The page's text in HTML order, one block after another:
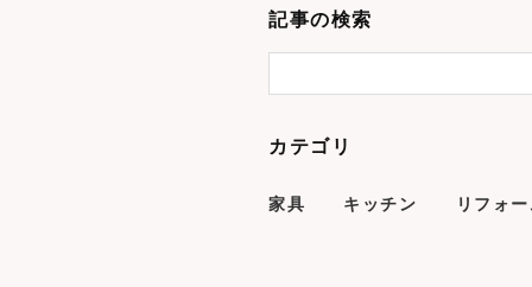
記事の検索
カテゴリ
家具 キッチン リフォ